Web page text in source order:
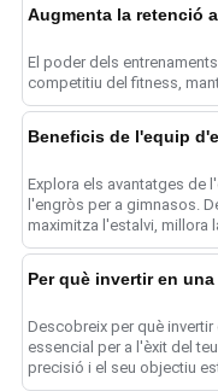
El poder dels
competitiu del fitness,
Beneficis de l'equip
Explora els avantatges de
l'engròs per a gimnasos.
maximitza l'estalvi, millora
funcionament...
Per què invertir en
Descobreix per què
essencial per a l'èxit del
precisió i el seu objectiu